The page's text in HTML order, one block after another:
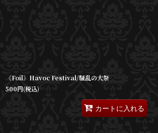
《Foil》Havoc Festival/騒乱の大祭
500円(税込)
カートに入れる